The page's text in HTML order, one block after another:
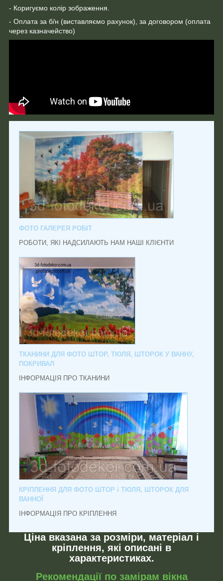
- Коригуємо колір зображення.
- Оплата за б/н (виставляємо рахунок), за договором (оплата
через казначейство)
ФОТО ГАЛЕРЕЯ РОБІТ
РОБОТИ, ЯКІ НАДСИЛАЮТЬ НАМ НАШІ КЛІЄНТИ
ТКАНИНИ ДЛЯ ФОТО ШТОР, ТЮЛЯ, ШТОРОК У ВАННУ,
ПОКРИВАЛ
ІНФОРМАЦІЯ ПРО ТКАНИНИ
КРІПЛЕННЯ ДЛЯ ФОТО ШТОР і ТЮЛЯ, ШТОРОК ДЛЯ
ВАННОЇ
ІНФОРМАЦІЯ ПРО КРІПЛЕННЯ
Ціна вказана за розміри, матеріал і
кріплення, які описані в
характеристиках.
Рекомендації по замірам вікна